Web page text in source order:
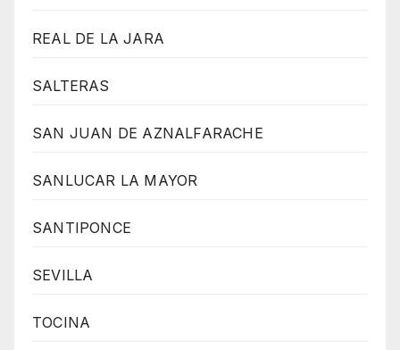
REAL DE LA JARA
SALTERAS
SAN JUAN DE AZNALFARACHE
SANLUCAR LA MAYOR
SANTIPONCE
SEVILLA
TOCINA